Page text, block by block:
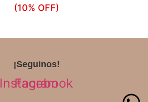
(10% OFF)
¡Seguinos!
Instagram
Facebook